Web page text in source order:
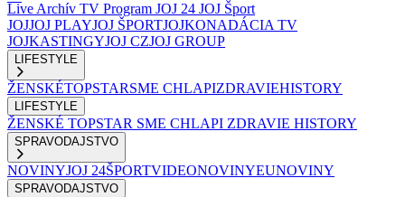
Live Archív TV Program JOJ 24 JOJ Šport
JOJJOJ PLAYJOJ ŠPORTJOJKONADÁCIA TV
JOJKASTINGYJOJ CZJOJ GROUP
LIFESTYLE
ŽENSKÉTOPSTARSME CHLAPIZDRAVIEHISTORY
LIFESTYLE
ŽENSKÉ TOPSTAR SME CHLAPI ZDRAVIE HISTORY
SPRAVODAJSTVO
NOVINYJOJ 24ŠPORTVIDEONOVINYEUNOVINY
SPRAVODAJSTVO